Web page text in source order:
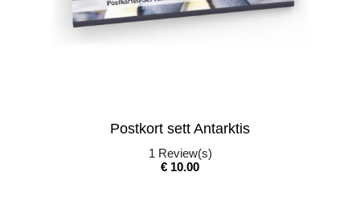
Postkort sett Antarktis
1 Review(s)
Pris
€ 10.00